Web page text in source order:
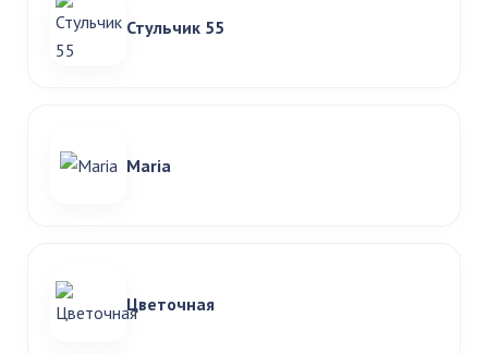
Стульчик 55
Maria
Цветочная